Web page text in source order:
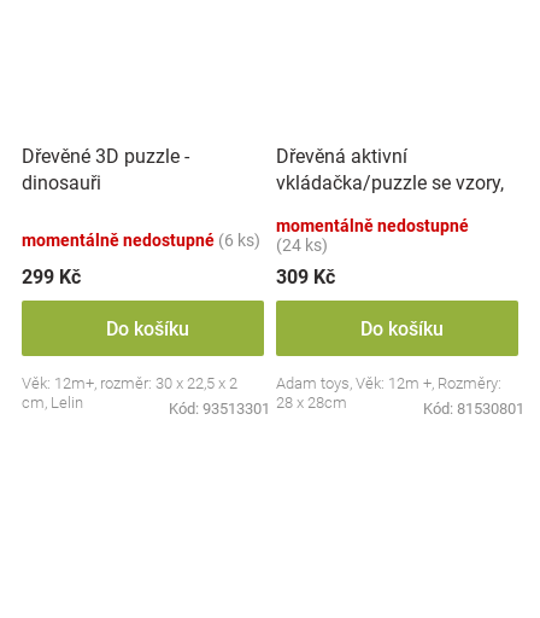
Dřevěné 3D puzzle -
dinosauři
momentálně nedostupné (6 ks)
299 Kč
Do košíku
Věk: 12m+, rozměr: 30 x 22,5 x 2
cm, Lelin
Kód: 93513301
Dřevěná aktivní
vkládačka/puzzle se vzory,
momentálně nedostupné
(24 ks)
309 Kč
Do košíku
Adam toys, Věk: 12m +, Rozměry:
28 x 28cm
Kód: 81530801